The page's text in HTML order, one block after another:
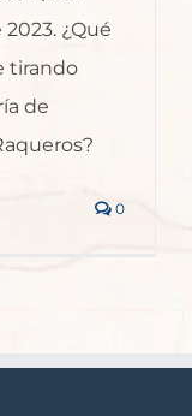
¿Qué
tirando
de
0